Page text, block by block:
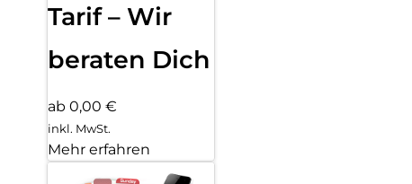
Tarif – Wir
beraten Dich
ab 0,00 €
inkl. MwSt.
Mehr erfahren